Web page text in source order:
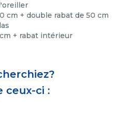
cm + double rabat de 50 cm
+ rabat intérieur
ceux-ci :